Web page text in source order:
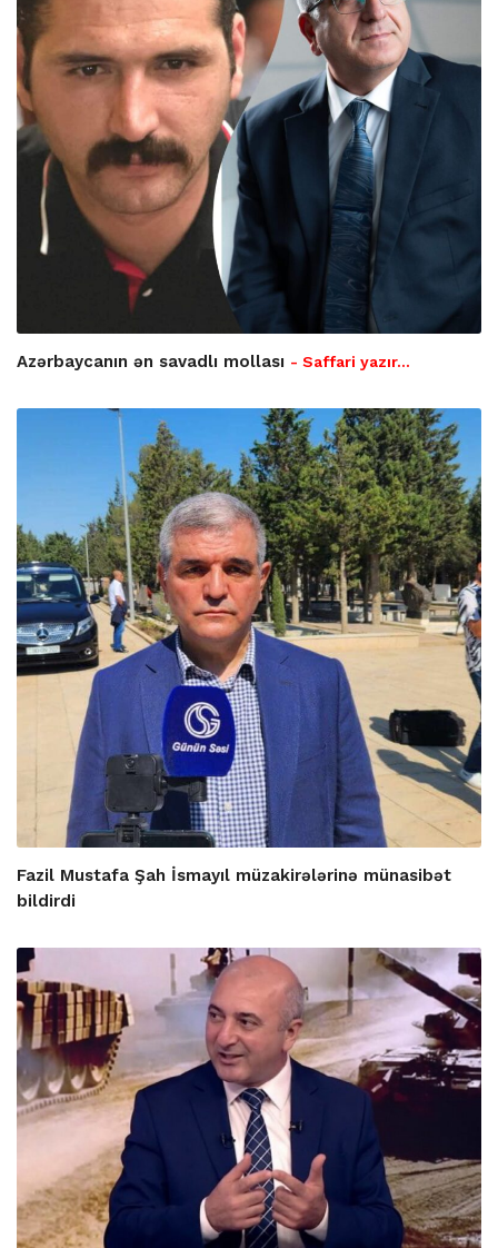
Azərbaycanın ən savadlı mollası - Saffari yazır…
Fazil Mustafa Şah İsmayıl müzakirələrinə münasibət
bildirdi